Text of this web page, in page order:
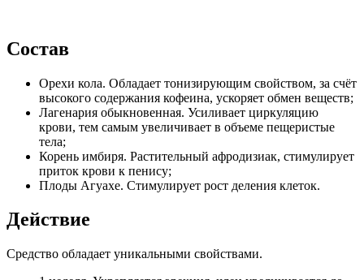
Состав
Орехи кола. Обладает тонизирующим свойством, за счёт
высокого содержания кофеина, ускоряет обмен веществ;
Лагенария обыкновенная. Усиливает циркуляцию
крови, тем самым увеличивает в объеме пещеристые
тела;
Корень имбиря. Растительный афродизиак, стимулирует
приток крови к пенису;
Плоды Агуахе. Стимулирует рост деления клеток.
Действие
Средство обладает уникальными свойствами.